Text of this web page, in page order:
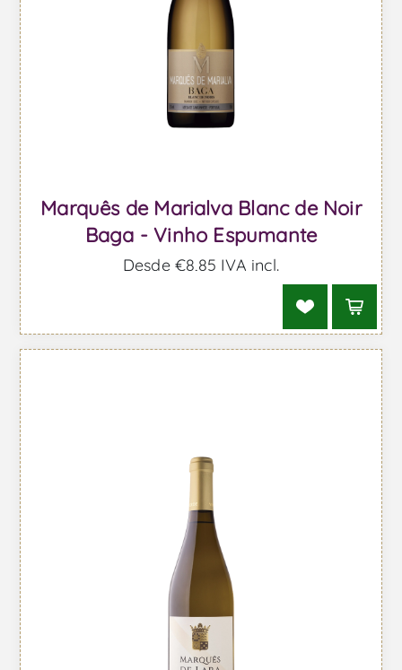
Marquês de Marialva Blanc de Noir
Baga - Vinho Espumante
Desde €8,85 IVA incl.